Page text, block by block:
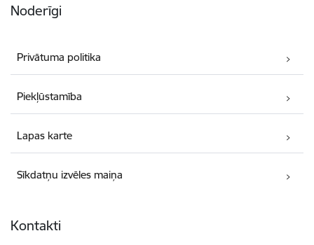
Noderīgi
Privātuma politika
Piekļūstamība
Lapas karte
Sīkdatņu izvēles maiņa
Kontakti